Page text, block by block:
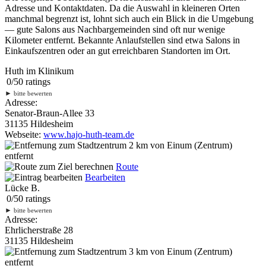
Adresse und Kontaktdaten. Da die Auswahl in kleineren Orten
manchmal begrenzt ist, lohnt sich auch ein Blick in die Umgebung
— gute Salons aus Nachbargemeinden sind oft nur wenige
Kilometer entfernt. Bekannte Anlaufstellen sind etwa Salons in
Einkaufszentren oder an gut erreichbaren Standorten im Ort.
Huth im Klinikum
0/50 ratings
► bitte bewerten
Adresse:
Senator-Braun-Allee 33
31135 Hildesheim
Webseite: www.hajo-huth-team.de
2 km von Einum (Zentrum)
entfernt
Route
Bearbeiten
Lücke B.
0/50 ratings
► bitte bewerten
Adresse:
Ehrlicherstraße 28
31135 Hildesheim
3 km von Einum (Zentrum)
entfernt